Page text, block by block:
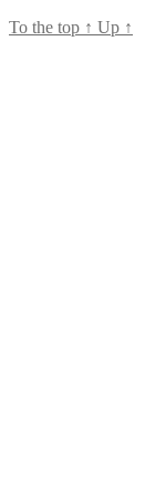
To the top ↑ Up ↑